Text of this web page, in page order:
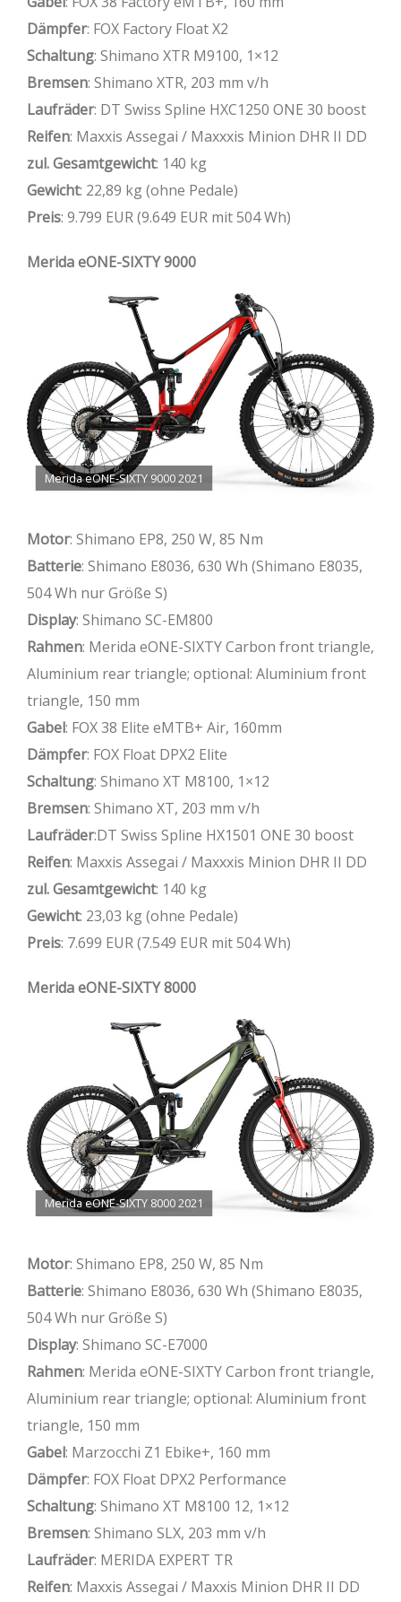
Dämpfer: FOX Factory Float X2
Schaltung: Shimano XTR M9100, 1×12
Bremsen: Shimano XTR, 203 mm v/h
Laufräder: DT Swiss Spline HXC1250 ONE 30 boost
Reifen: Maxxis Assegai / Maxxxis Minion DHR II DD
zul. Gesamtgewicht: 140 kg
Gewicht: 22,89 kg (ohne Pedale)
Preis: 9.799 EUR (9.649 EUR mit 504 Wh)
Merida eONE-SIXTY 9000
Merida eONE-SIXTY 9000 2021
Motor: Shimano EP8, 250 W, 85 Nm
Batterie: Shimano E8036, 630 Wh (Shimano E8035,
504 Wh nur Größe S)
Display: Shimano SC-EM800
Rahmen: Merida eONE-SIXTY Carbon front triangle,
Aluminium rear triangle; optional: Aluminium front
triangle, 150 mm
Gabel: FOX 38 Elite eMTB+ Air, 160mm
Dämpfer: FOX Float DPX2 Elite
Schaltung: Shimano XT M8100, 1×12
Bremsen: Shimano XT, 203 mm v/h
Laufräder:DT Swiss Spline HX1501 ONE 30 boost
Reifen: Maxxis Assegai / Maxxxis Minion DHR II DD
zul. Gesamtgewicht: 140 kg
Gewicht: 23,03 kg (ohne Pedale)
Preis: 7.699 EUR (7.549 EUR mit 504 Wh)
Merida eONE-SIXTY 8000
Merida eONE-SIXTY 8000 2021
Motor: Shimano EP8, 250 W, 85 Nm
Batterie: Shimano E8036, 630 Wh (Shimano E8035,
504 Wh nur Größe S)
Display: Shimano SC-E7000
Rahmen: Merida eONE-SIXTY Carbon front triangle,
Aluminium rear triangle; optional: Aluminium front
triangle, 150 mm
Gabel: Marzocchi Z1 Ebike+, 160 mm
Dämpfer: FOX Float DPX2 Performance
Schaltung: Shimano XT M8100 12, 1×12
Bremsen: Shimano SLX, 203 mm v/h
Laufräder: MERIDA EXPERT TR
Reifen: Maxxis Assegai / Maxxis Minion DHR II DD